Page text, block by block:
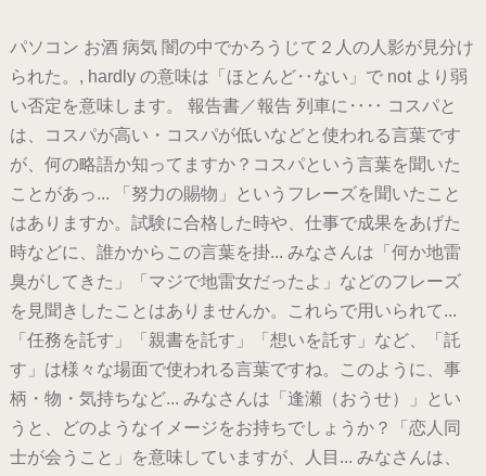
パソコン お酒 病気 闇の中でかろうじて２人の人影が見分け
られた。, hardly の意味は「ほとんど‥ない」で not より弱
い否定を意味します。 報告書／報告 列車に‥‥ コスパと
は、コスパが高い・コスパが低いなどと使われる言葉です
が、何の略語か知ってますか？コスパという言葉を聞いた
ことがあっ... 「努力の賜物」というフレーズを聞いたこと
はありますか。試験に合格した時や、仕事で成果をあげた
時などに、誰かからこの言葉を掛... みなさんは「何か地雷
臭がしてきた」「マジで地雷女だったよ」などのフレーズ
を見聞きしたことはありませんか。これらで用いられて...
「任務を託す」「親書を託す」「想いを託す」など、「託
す」は様々な場面で使われる言葉ですね。このように、事
柄・物・気持ちなど... みなさんは「逢瀬（おうせ）」とい
うと、どのようなイメージをお持ちでしょうか？「恋人同
士が会うこと」を意味していますが、人目... みなさんは、